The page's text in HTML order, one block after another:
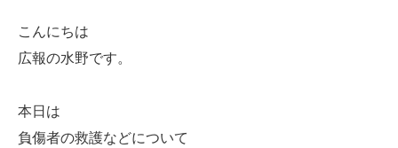
こんにちは
広報の水野です。
本日は
負傷者の救護などについて